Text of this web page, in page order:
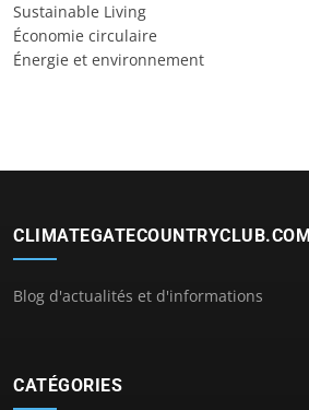
Sustainable Living
Économie circulaire
Énergie et environnement
CLIMATEGATECOUNTRYCLUB.COM
Blog d'actualités et d'informations
CATÉGORIES